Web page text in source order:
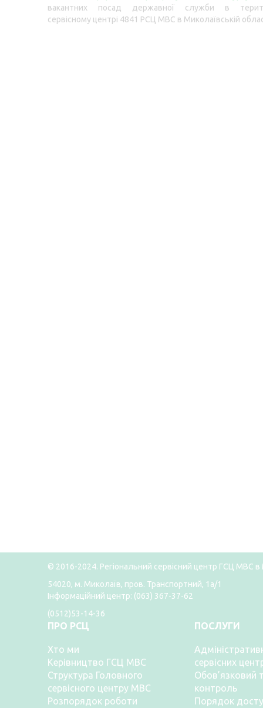
вакантних посад державної служби в
сервісному центрі 4841 РСЦ МВС в Миколаївській
© 2016-2024. Регіональний сервісний центр ГСЦ МВС в
54020, м. Миколаїв, пров. Транспортний, 1а/1
Інформаційний центр: (063) 367-37-62
(0512)53-14-36
ПРО РСЦ
Хто ми
Керівництво ГСЦ МВС
Структура Головного
сервісного центру МВС
Розпорядок роботи
ПОСЛУГИ
сервісних
Обов’язковий
контроль
Порядок